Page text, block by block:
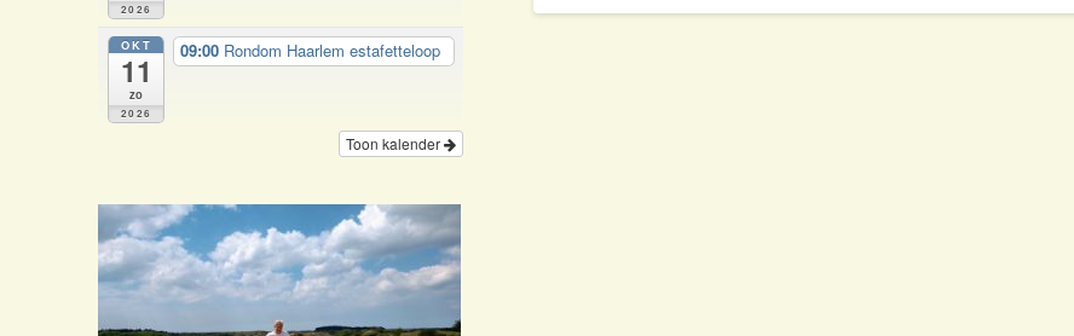
2026
OKT
11
zo
2026
09:00 Rondom Haarlem estafetteloop
Toon kalender